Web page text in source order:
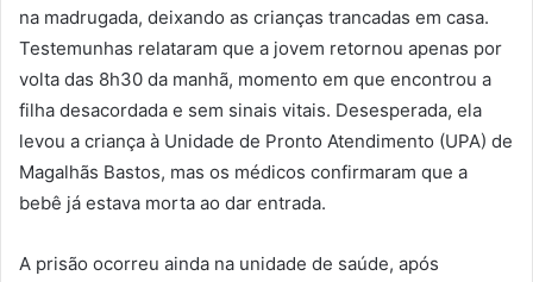
na madrugada, deixando as crianças trancadas em casa.
Testemunhas relataram que a jovem retornou apenas por
volta das 8h30 da manhã, momento em que encontrou a
filha desacordada e sem sinais vitais. Desesperada, ela
levou a criança à Unidade de Pronto Atendimento (UPA) de
Magalhãs Bastos, mas os médicos confirmaram que a
bebê já estava morta ao dar entrada.
A prisão ocorreu ainda na unidade de saúde, após